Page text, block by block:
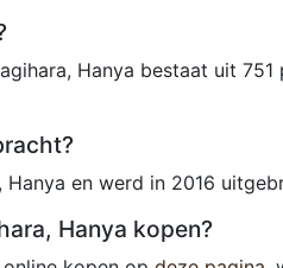
Hanya bestaat uit
Hanya en werd in 2016
Hanya kopen?